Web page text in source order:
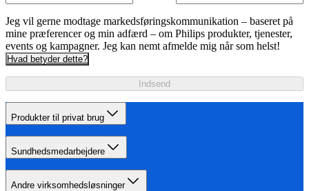
Jeg vil gerne modtage markedsføringskommunikation – baseret på
mine præferencer og min adfærd – om Philips produkter, tjenester,
events og kampagner. Jeg kan nemt afmelde mig når som helst!
Hvad betyder dette?
Indsend
Produkter til privat brug
Sundhedsmedarbejdere
Andre virksomhedsløsninger